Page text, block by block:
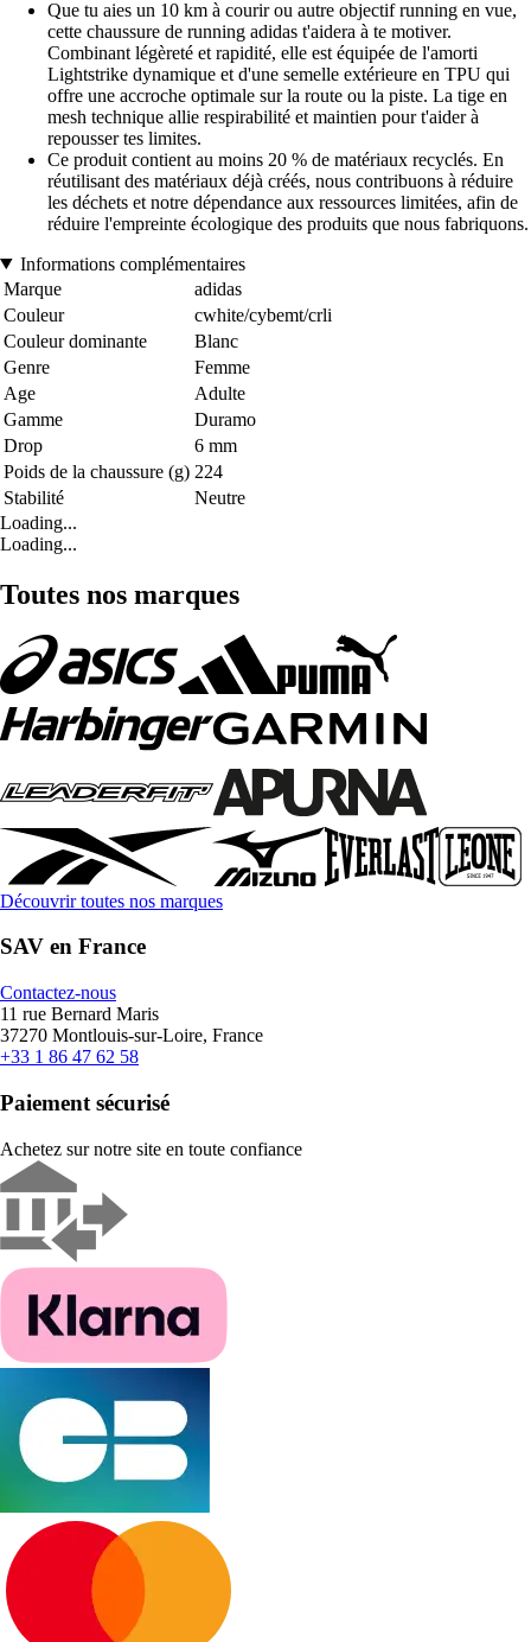
Que tu aies un 10 km à courir ou autre objectif running en vue,
cette chaussure de running adidas t'aidera à te motiver.
Combinant légèreté et rapidité, elle est équipée de l'amorti
Lightstrike dynamique et d'une semelle extérieure en TPU qui
offre une accroche optimale sur la route ou la piste. La tige en
mesh technique allie respirabilité et maintien pour t'aider à
repousser tes limites.
Ce produit contient au moins 20 % de matériaux recyclés. En
réutilisant des matériaux déjà créés, nous contribuons à réduire
les déchets et notre dépendance aux ressources limitées, afin de
réduire l'empreinte écologique des produits que nous fabriquons.
Informations complémentaires
Marque
adidas
Couleur
cwhite/cybemt/crli
Couleur dominante
Blanc
Genre
Femme
Age
Adulte
Gamme
Duramo
Drop
6 mm
Poids de la chaussure (g) 224
Stabilité
Neutre
Loading...
Loading...
Toutes nos marques
Découvrir toutes nos marques
SAV en France
Contactez-nous
11 rue Bernard Maris
37270 Montlouis-sur-Loire, France
+33 1 86 47 62 58
Paiement sécurisé
Achetez sur notre site en toute confiance